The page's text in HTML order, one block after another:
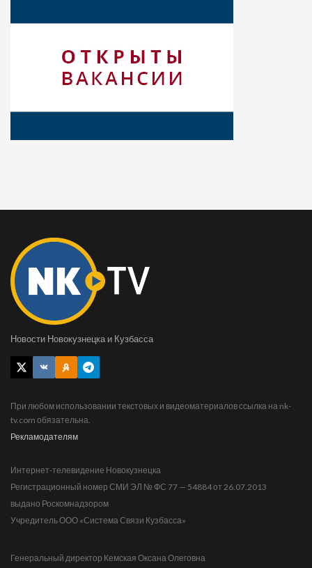
Новости Новокузнецка и Кузбасса
При любом использовании текстовых и видеоматериалов ссылка на nk-
tv.com обязательна.
Рекламодателям
Интернет-телевидение Новокузнецка
Регистрационный номер СМИ ЭЛ № ФС 77 — 54884 от 26.07.2013
выдано Роскомнадзором
Учредитель ООО «Система Связи Кузбасса»
Генеральный директор Кемская Оксана Олеговна